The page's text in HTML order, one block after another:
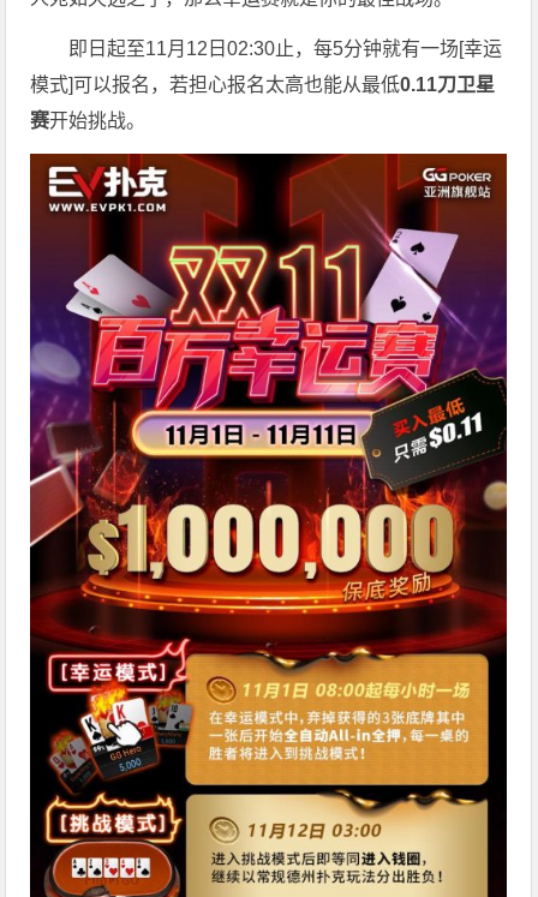
即日起至11月12日02:30止，每5分钟就有一场[幸运
模式]可以报名，若担心报名太高也能从最低0.11刀卫星
赛开始挑战。